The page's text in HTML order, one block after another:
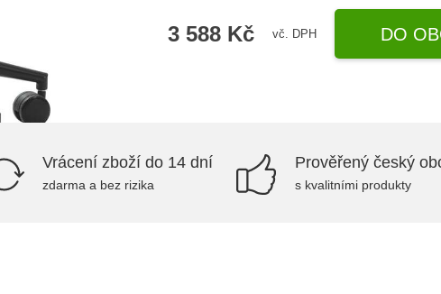
3 588 Kč vč. DPH DO
Vrácení zboží do 14 dní
zdarma a bez rizika
Prověřený český
s kvalitními produkty